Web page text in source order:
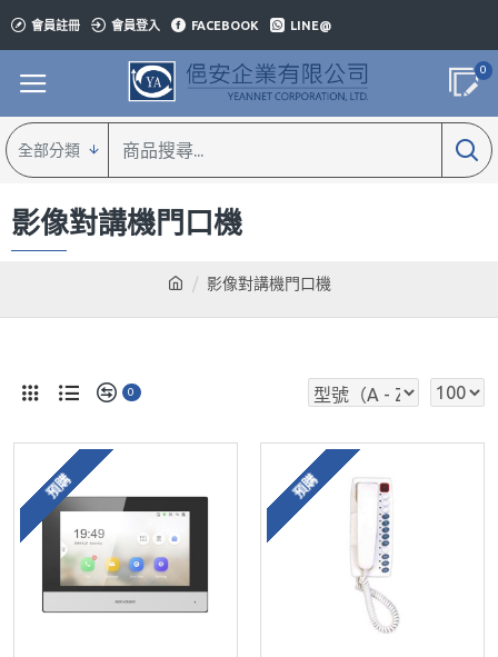
會員註冊 會員登入 FACEBOOK LINE@
0
全部分類
影像對講機門口機
影像對講機門口機
0
預購 預購